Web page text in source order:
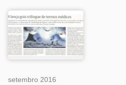
setembro 2016